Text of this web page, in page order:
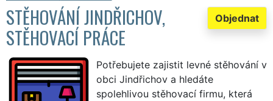
Objednat
STĚHOVÁNÍ JINDŘICHOV,
STĚHOVACÍ PRÁCE
Potřebujete zajistit levné stěhování v
obci Jindřichov a hledáte
spolehlivou stěhovací firmu, která